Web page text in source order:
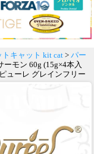
トキャット kit cat > パー
モン 60g (15g×4本入
ューレ グレインフリー